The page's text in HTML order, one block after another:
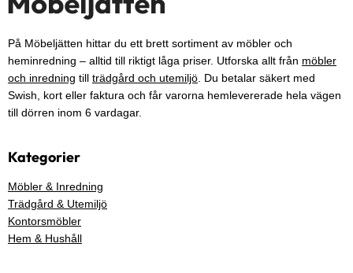
På Möbeljätten hittar du ett brett sortiment av möbler och
heminredning – alltid till riktigt låga priser. Utforska allt från möbler
och inredning till trädgård och utemiljö. Du betalar säkert med
Swish, kort eller faktura och får varorna hemlevererade hela vägen
till dörren inom 6 vardagar.
Kategorier
Möbler & Inredning
Trädgård & Utemiljö
Kontorsmöbler
Hem & Hushåll